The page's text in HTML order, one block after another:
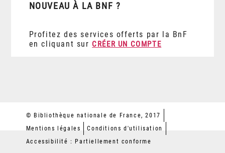
NOUVEAU À LA BNF ?
Profitez des services offerts par la BnF
en cliquant sur CRÉER UN COMPTE
© Bibliothèque nationale de France, 2017
Mentions légales
Conditions d'utilisation
Accessibilité : Partiellement conforme